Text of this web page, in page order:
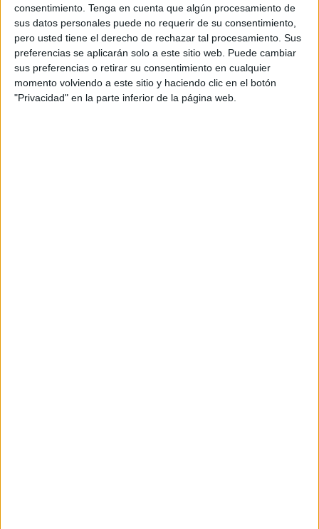
consentimiento. Tenga en cuenta que algún procesamiento de
sus datos personales puede no requerir de su consentimiento,
pero usted tiene el derecho de rechazar tal procesamiento. Sus
preferencias se aplicarán solo a este sitio web. Puede cambiar
sus preferencias o retirar su consentimiento en cualquier
momento volviendo a este sitio y haciendo clic en el botón
"Privacidad" en la parte inferior de la página web.
laPrimera Comunión.